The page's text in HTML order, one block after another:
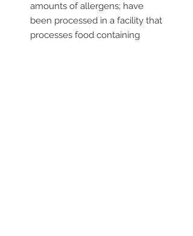
amounts of allergens; have
been processed in a facility that
processes food containing